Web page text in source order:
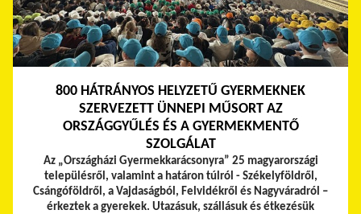
800 HÁTRÁNYOS HELYZETŰ GYERMEKNEK
SZERVEZETT ÜNNEPI MŰSORT AZ
ORSZÁGGYŰLÉS ÉS A GYERMEKMENTŐ
SZOLGÁLAT
Az „Országházi Gyermekkarácsonyra” 25 magyarországi
településről, valamint a határon túlról - Székelyföldről,
Csángóföldről, a Vajdaságból, Felvidékről és Nagyváradról –
érkeztek a gyerekek. Utazásuk, szállásuk és étkezésük